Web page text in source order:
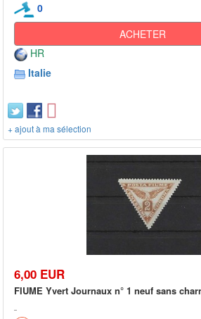
0
ACHETER
HR
Italie
+ ajout à ma sélection
6,00 EUR
FIUME Yvert Journaux n° 1 neuf sans